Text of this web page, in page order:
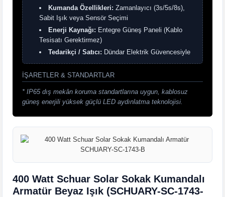
Kumanda Özellikleri: Zamanlayıcı (3s/5s/8s),
Sabit Işık veya Sensör Seçimi
Enerji Kaynağı: Entegre Güneş Paneli (Kablo
Tesisatı Gerektirmez)
Tedarikçi / Satıcı: Dündar Elektrik Güvencesiyle
İŞARETLER & STANDARTLAR
* IP65 dış mekân koruma standartlarına uygun, kablosuz
güneş enerjili yüksek güçlü LED aydınlatma teknolojisi.
400 Watt Schuar Solar Sokak Kumandalı
Armatür Beyaz Işık (SCHUARY-SC-1743-